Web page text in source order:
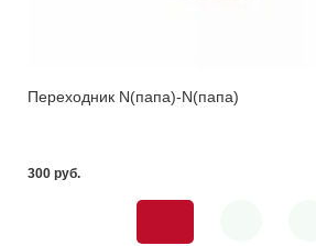
Переходник N(папа)-N(папа)
300 pуб.